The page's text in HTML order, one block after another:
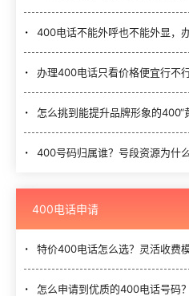
400电话不能外呼也不能外显，
办理400电话只看价格便宜行不
怎么挑到能提升品牌形象的400“
400号码归属谁？号段资源为什
400电话申请
特价400电话怎么选？灵活收费
怎么申请到优质的400电话号码